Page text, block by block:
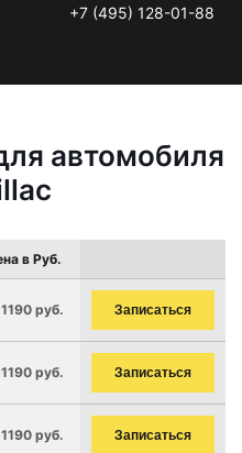
+7 (495) 128-01-88
автомобиля
в Руб.
руб. Записаться
руб. Записаться
руб. Записаться